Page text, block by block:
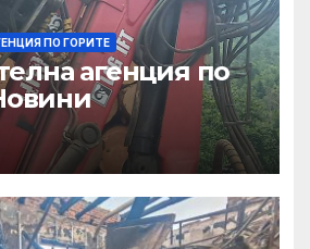
ПО ГОРИТЕ
агенция по